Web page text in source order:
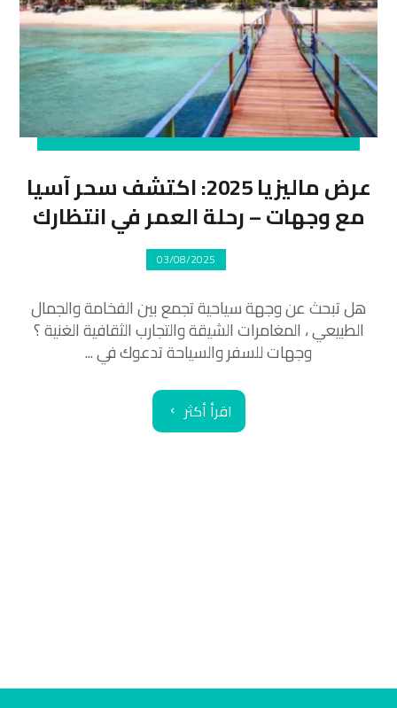
عرض ماليزيا 2025: اكتشف سحر آسيا
مع وجهات – رحلة العمر في انتظارك
03/08/2025
هل تبحث عن وجهة سياحية تجمع بين الفخامة والجمال
الطبيعي ، المغامرات الشيقة والتجارب الثقافية الغنية ؟
وجهات للسفر والسياحة تدعوك في ...
اقرأ أكثر